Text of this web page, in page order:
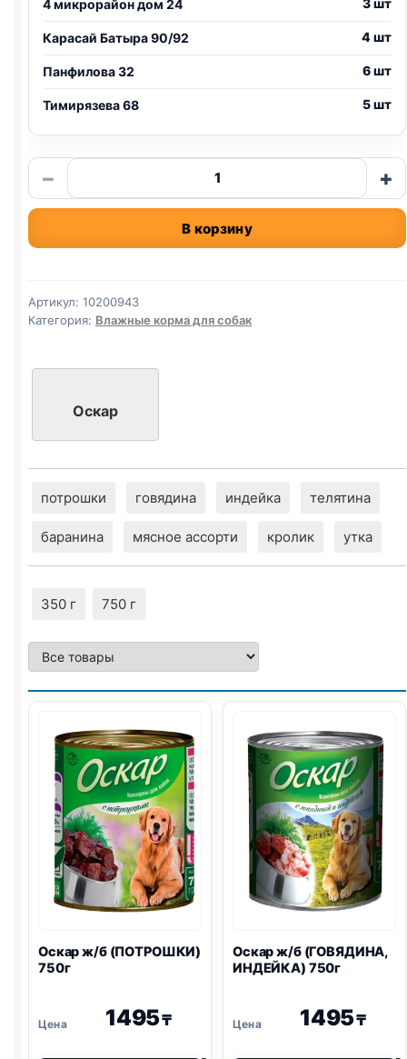
4 микрорайон дом 24 3 шт
Карасай Батыра 90/92 4 шт
Панфилова 32 6 шт
Тимирязева 68 5 шт
−
Количество
товара
Оскар
б
750г
+
В корзину
Артикул: 10200943
Категория: Влажные корма для собак
Оскар
потрошки говядина индейка телятина
баранина мясное ассорти кролик утка
350 г 750 г
Оскар ж/б (ПОТРОШКИ)
750г
1495₸
Оскар ж/б (ГОВЯДИНА,
ИНДЕЙКА) 750г
1495₸